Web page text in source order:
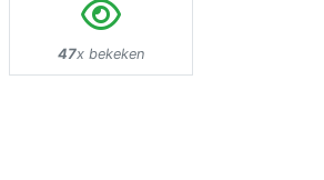
47x bekeken